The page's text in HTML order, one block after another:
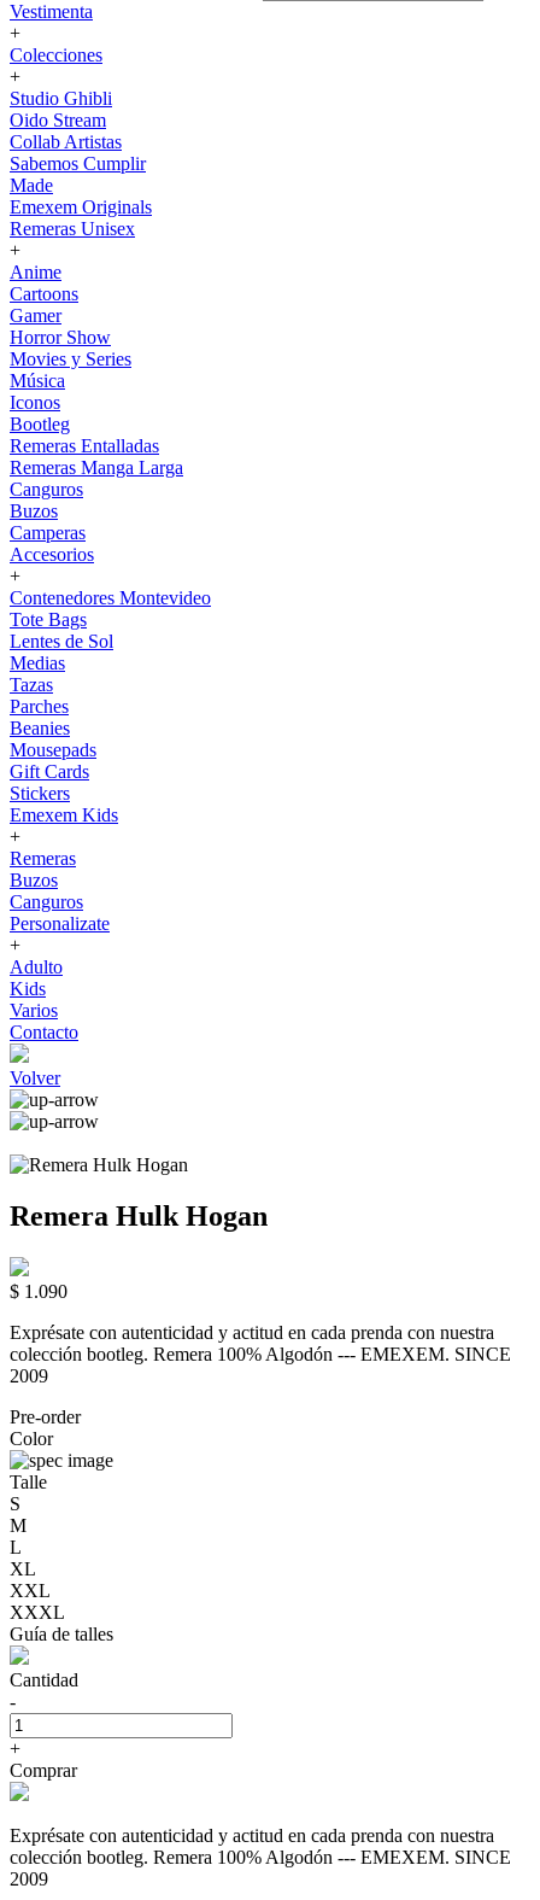
Vestimenta
+
Colecciones
+
Studio Ghibli
Oido Stream
Collab Artistas
Sabemos Cumplir
Made
Emexem Originals
Remeras Unisex
+
Anime
Cartoons
Gamer
Horror Show
Movies y Series
Música
Iconos
Bootleg
Remeras Entalladas
Remeras Manga Larga
Canguros
Buzos
Camperas
Accesorios
+
Contenedores Montevideo
Tote Bags
Lentes de Sol
Medias
Tazas
Parches
Beanies
Mousepads
Gift Cards
Stickers
Emexem Kids
+
Remeras
Buzos
Canguros
Personalizate
+
Adulto
Kids
Varios
Contacto
Volver
Remera Hulk Hogan
$ 1.090
Exprésate con autenticidad y actitud en cada prenda con nuestra
colección bootleg. Remera 100% Algodón --- EMEXEM. SINCE
2009
Pre-order
Color
Talle
S
M
L
XL
XXL
XXXL
Guía de talles
Cantidad
-
+
Comprar
Exprésate con autenticidad y actitud en cada prenda con nuestra
colección bootleg. Remera 100% Algodón --- EMEXEM. SINCE
2009